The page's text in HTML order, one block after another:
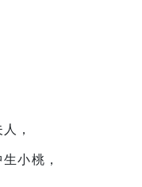
，
小桃，